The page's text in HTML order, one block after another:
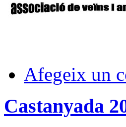
Afegeix un
Castanyada